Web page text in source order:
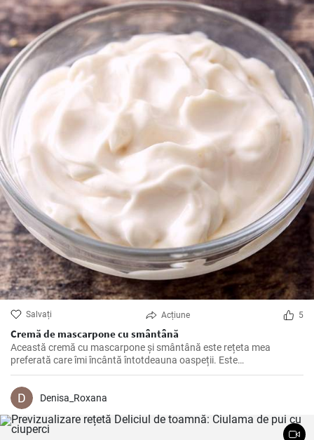
Salvați Acțiune 5
Cremă de mascarpone cu smântână
Această cremă cu mascarpone și smântână este rețeta mea
preferată care îmi încântă întotdeauna oaspeții. Este
acompaniamentul perfect pentru multe deserturi, cum ar fi tiramisu,
dar merge de asemenea foarte bine cu tartele cu fructe.
Denisa_Roxana